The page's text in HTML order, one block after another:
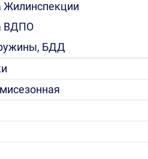
ВДПО
БДД